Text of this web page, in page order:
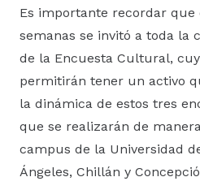
Es importante recordar
semanas se invitó a toda la
de la Encuesta Cultural,
permitirán tener un activo
la dinámica de estos tres
que se realizarán de
campus de la Universidad
Ángeles, Chillán y